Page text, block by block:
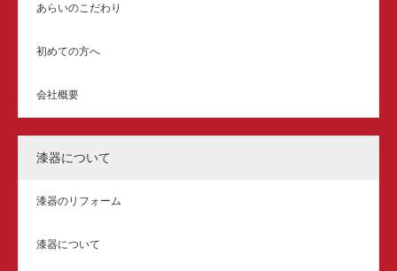
あらいのこだわり
初めての方へ
会社概要
漆器について
漆器のリフォーム
漆器について